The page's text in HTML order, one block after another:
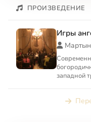
ПРОИЗВЕДЕНИЕ
Игры
западной